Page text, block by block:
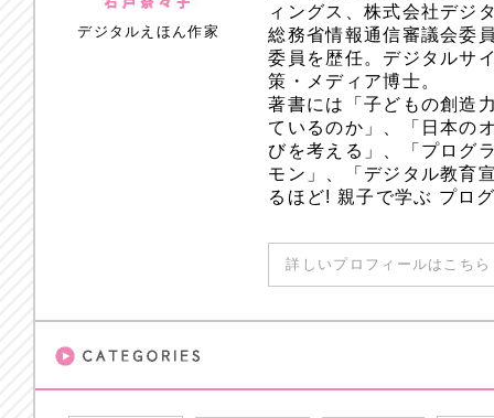
デジタルえほん作家
ィングス、株式会社デジ
総務省情報通信審議会委
委員を歴任。デジタルサ
策・メディア博士。
著書には「子どもの創造
ているのか」、「日本の
びを考える」、「プログ
モン」、「デジタル教育
るほど! 親子で学ぶ プロ
詳しいプロフィールはこち